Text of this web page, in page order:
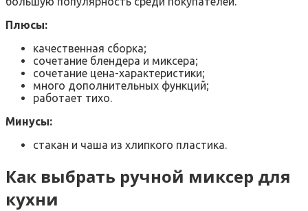
Плюсы:
качественная сборка;
сочетание блендера и миксера;
сочетание цена-характеристики;
много дополнительных функций;
работает тихо.
Минусы:
стакан и чаша из хлипкого пластика.
Как выбрать ручной миксер для
кухни